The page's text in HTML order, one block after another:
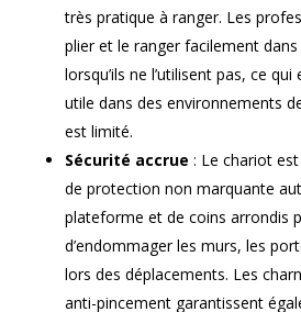
très pratique à ranger. Les
plier et le ranger facilement
lorsqu’ils ne l’utilisent pas, ce
utile dans des environnements
est limité.
Sécurité accrue : Le chariot est
de protection non marquante
plateforme et de coins arrondis
d’endommager les murs, les
lors des déplacements. Les
anti-pincement garantissent